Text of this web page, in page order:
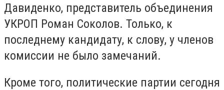
Давиденко, представитель объединения
УКРОП Роман Соколов. Только, к
последнему кандидату, к слову, у членов
комиссии не было замечаний.
Кроме того, политические партии сегодня